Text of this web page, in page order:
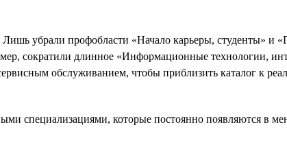
убрали профобласти «Начало карьеры, студенты» и
сократили длинное «Информационные технологии,
обслуживанием, чтобы приблизить каталог к
специализациями, которые постоянно появляются в